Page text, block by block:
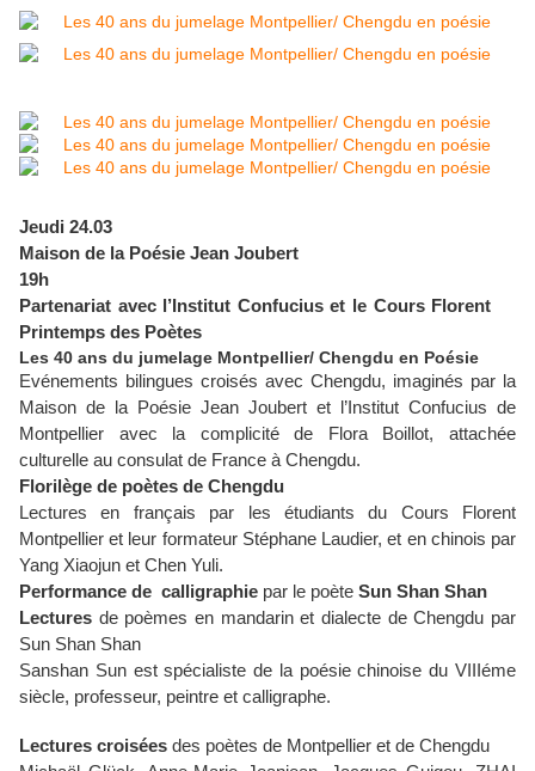
Jeudi 24.03
Maison de la Poésie Jean Joubert
19h
Partenariat avec l’Institut Confucius et le Cours Florent
Printemps des Poètes
Les 40 ans du jumelage Montpellier/ Chengdu en Poésie
Evénements bilingues croisés avec Chengdu, imaginés par la
Maison de la Poésie Jean Joubert et l’Institut Confucius de
Montpellier avec la complicité de Flora Boillot, attachée
culturelle au consulat de France à Chengdu.
Florilège de poètes de Chengdu
Lectures en français par les étudiants du Cours Florent
Montpellier et leur formateur Stéphane Laudier, et en chinois par
Yang Xiaojun et Chen Yuli.
Performance de calligraphie par le poète Sun Shan Shan
Lectures de poèmes en mandarin et dialecte de Chengdu par
Sun Shan Shan
Sanshan Sun est spécialiste de la poésie chinoise du VIIIéme
siècle, professeur, peintre et calligraphe.
Lectures croisées des poètes de Montpellier et de Chengdu